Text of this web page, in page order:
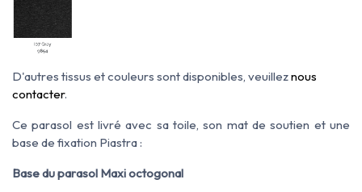
D'autres tissus et couleurs sont disponibles, veuilleznous
contacter.
Ce parasol est livré avec sa toile, son mat de soutien et une
base de fixation Piastra :
Base du parasol Maxi octogonal